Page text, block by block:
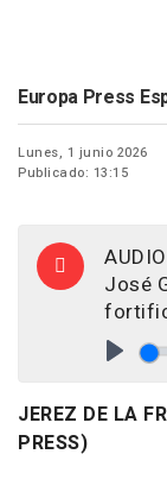
Europa Press
Lunes, 1 junio 2026
Publicado: 13:15
José
JEREZ DE LA
PRESS)